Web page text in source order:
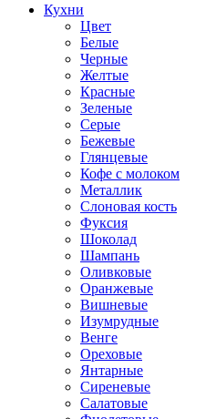
Кухни
Цвет
Белые
Черные
Желтые
Красные
Зеленые
Серые
Бежевые
Глянцевые
Кофе с молоком
Металлик
Слоновая кость
Фуксия
Шоколад
Шампань
Оливковые
Оранжевые
Вишневые
Изумрудные
Венге
Ореховые
Янтарные
Сиреневые
Салатовые